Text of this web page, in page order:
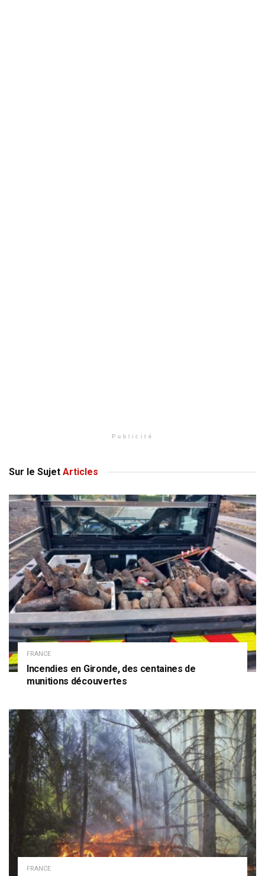
Publicité
Sur le Sujet Articles
FRANCE
Incendies en Gironde, des centaines de
munitions découvertes
FRANCE